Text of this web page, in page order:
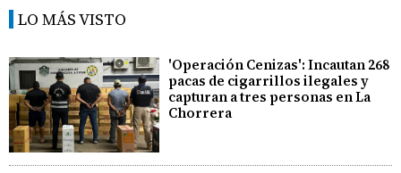
LO MÁS VISTO
'Operación Cenizas': Incautan 268
pacas de cigarrillos ilegales y
capturan a tres personas en La
Chorrera